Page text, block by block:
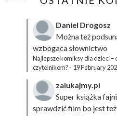
Daniel Drogosz
Można też
wzbogaca słownictwo
Najlepsze komiksy dla dzieci –
czytelnikom? · 19 February
zalukajmy.pl
Super książka
sprawdzić film bo jest